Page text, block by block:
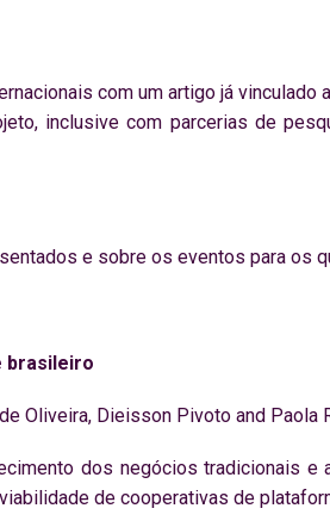
com um artigo já
inclusive com parcerias de
e sobre os eventos para os
brasileiro
Oliveira, Dieisson Pivoto and Paola
dos negócios tradicionais
de cooperativas de